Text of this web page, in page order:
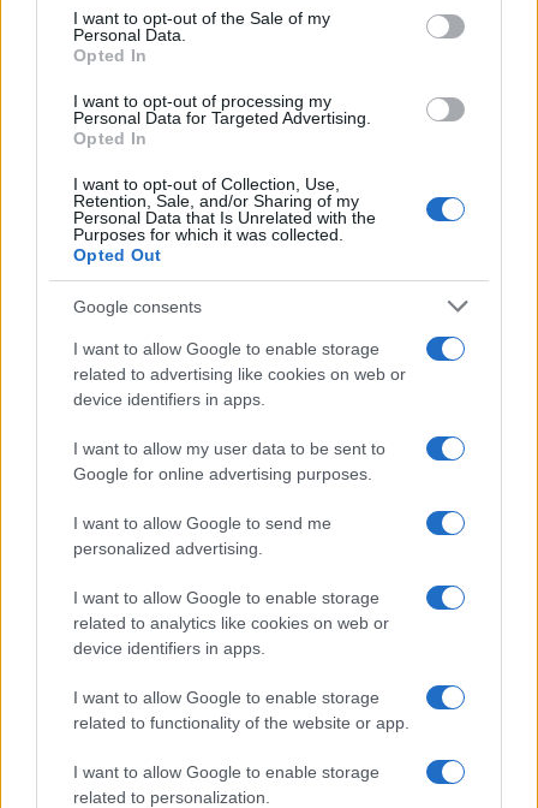
consent section.
I want to opt-out of the Sale of my
Personal Data.
Opted In
I want to opt-out of processing my
Personal Data for Targeted Advertising.
Opted In
I want to opt-out of Collection, Use,
Retention, Sale, and/or Sharing of my
Personal Data that Is Unrelated with the
Purposes for which it was collected.
Opted Out
Google consents
I want to allow Google to enable storage
related to advertising like cookies on web or
device identifiers in apps.
I want to allow my user data to be sent to
Google for online advertising purposes.
I want to allow Google to send me
personalized advertising.
I want to allow Google to enable storage
related to analytics like cookies on web or
device identifiers in apps.
I want to allow Google to enable storage
related to functionality of the website or app.
I want to allow Google to enable storage
related to personalization.
fine agosto
Aggius conquista la classifica delle mete più
amate dell’estate 2026
Nuovi posti auto in via La Marmora, parcheggio
provvisorio a La Maddalena
Allarme truffe a Berchidda, falsi incaricati
bussano alle porte
Notre-Dame de Paris conquista Olbia, la prima
al Molo Brin è un successo